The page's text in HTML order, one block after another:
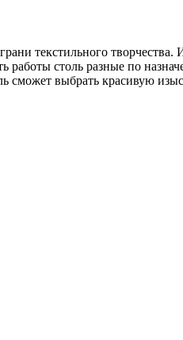
текстильного
работы столь разные по
выбрать красивую